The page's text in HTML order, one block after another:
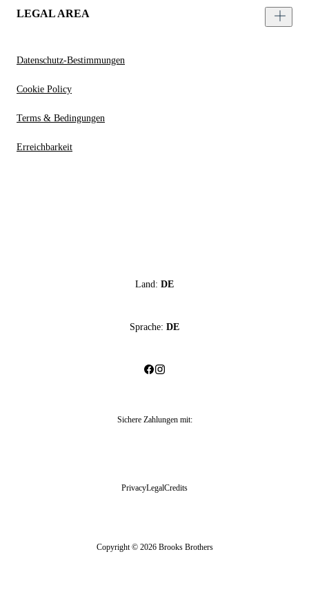
LEGAL AREA
Datenschutz-Bestimmungen
Cookie Policy
Terms & Bedingungen
Erreichbarkeit
Land: DE
Sprache: DE
Sichere Zahlungen mit:
PrivacyLegalCredits
Copyright © 2026 Brooks Brothers